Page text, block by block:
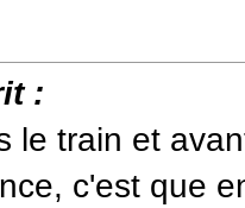
:
le train et
c'est que